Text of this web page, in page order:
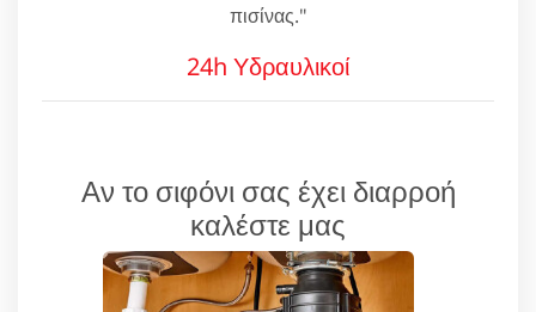
πισίνας."
24h Υδραυλικοί
Αν το σιφόνι σας έχει διαρροή
καλέστε μας